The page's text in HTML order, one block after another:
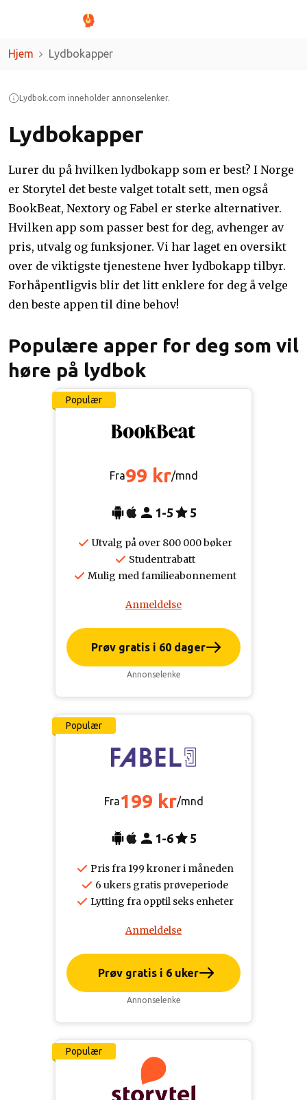
Hjem Lydbokapper
Lydbok.com inneholder annonselenker.
Lydbokapper
Lurer du på hvilken lydbokapp som er best? I Norge
er Storytel det beste valget totalt sett, men også
BookBeat, Nextory og Fabel er sterke alternativer.
Hvilken app som passer best for deg, avhenger av
pris, utvalg og funksjoner. Vi har laget en oversikt
over de viktigste tjenestene hver lydbokapp tilbyr.
Forhåpentligvis blir det litt enklere for deg å velge
den beste appen til dine behov!
Populære apper for deg som vil
høre på lydbok
Populær
Fra99 kr/mnd
1-5 5
Utvalg på over 800 000 bøker
Studentrabatt
Mulig med familieabonnement
Anmeldelse
Prøv gratis i 60 dager
Annonselenke
Populær
Fra199 kr/mnd
1-6 5
Pris fra 199 kroner i måneden
6 ukers gratis prøveperiode
Lytting fra opptil seks enheter
Anmeldelse
Prøv gratis i 6 uker
Annonselenke
Populær